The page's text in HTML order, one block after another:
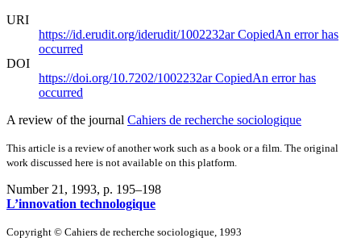
URI
https://id.erudit.org/iderudit/1002232arCopiedAn error has
occurred
DOI
https://doi.org/10.7202/1002232arCopiedAn error has
occurred
A review of the journal Cahiers de recherche sociologique
This article is a review of another work such as a book or a film. The original
work discussed here is not available on this platform.
Number 21, 1993, p. 195–198
L’innovation technologique
Copyright © Cahiers de recherche sociologique, 1993